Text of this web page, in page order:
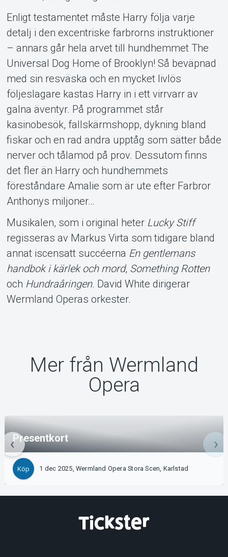
Enligt testamentet måste Harry följa varje
detalj i den excentriske farbrorns instruktioner
– annars går hela arvet till hundhemmet The
Universal Dog Home of Brooklyn! Så beväpnad
med sin resväska och en mycket livlös
följeslagare kastas Harry in i ett virrvarr av
galna äventyr. På programmet står
kasinobesök, fallskärmshopp, dykning bland
fiskar och en rad andra upptåg som sätter både
nerver och tålamod på prov. Dessutom finns
det fler än Harry och hundhemmets
föreståndare Amalie som är ute efter Farbror
Anthonys miljoner…
Musikalen, som i original heter Lucky Stiff
regisseras av Markus Virta som tidigare bland
annat iscensatt succéerna En gentlemans
handbok i kärlek och mord, Something Rotten
och Hundraåringen. David White dirigerar
Wermland Operas orkester.
Mer från Wermland
Opera
Presentkort
Köp 1 dec 2025, Wermland Opera Stora Scen, Karlstad